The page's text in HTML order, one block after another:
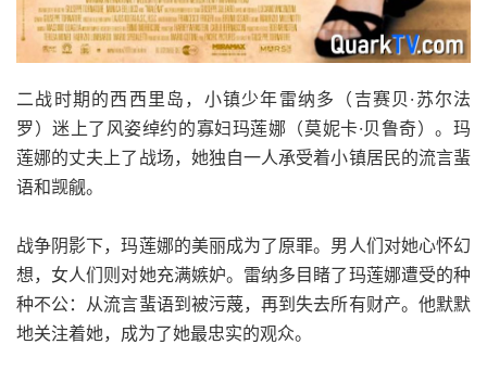
二战时期的西西里岛，小镇少年雷纳多（吉赛贝·苏尔法
罗）迷上了风姿绰约的寡妇玛莲娜（莫妮卡·贝鲁奇）。玛
莲娜的丈夫上了战场，她独自一人承受着小镇居民的流言蜚
语和觊觎。
战争阴影下，玛莲娜的美丽成为了原罪。男人们对她心怀幻
想，女人们则对她充满嫉妒。雷纳多目睹了玛莲娜遭受的种
种不公：从流言蜚语到被污蔑，再到失去所有财产。他默默
地关注着她，成为了她最忠实的观众。